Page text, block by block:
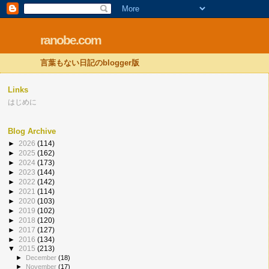
ranobe.com
言葉もない日記のblogger版
Links
はじめに
Blog Archive
► 2026 (114)
► 2025 (162)
► 2024 (173)
► 2023 (144)
► 2022 (142)
► 2021 (114)
► 2020 (103)
► 2019 (102)
► 2018 (120)
► 2017 (127)
► 2016 (134)
▼ 2015 (213)
► December(18)
► November(17)